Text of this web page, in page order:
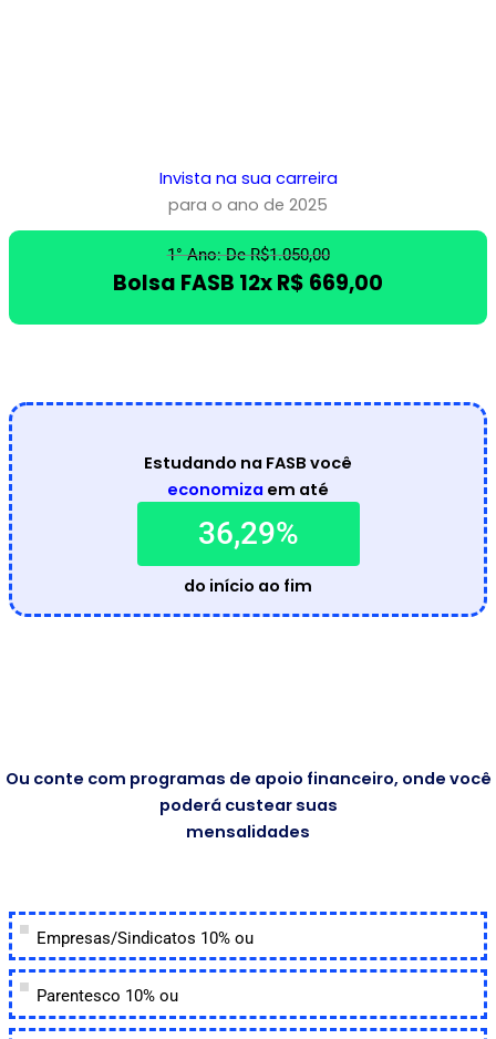
Invista na sua carreira
para o ano de 2025
1° Ano: De R$1.050,00
Bolsa FASB 12x R$ 669,00
Estudando na FASB você
economiza em até
36,29%
do início ao fim
Ou conte com programas de apoio financeiro, onde você
poderá custear suas
mensalidades
Empresas/Sindicatos 10% ou
Parentesco 10% ou